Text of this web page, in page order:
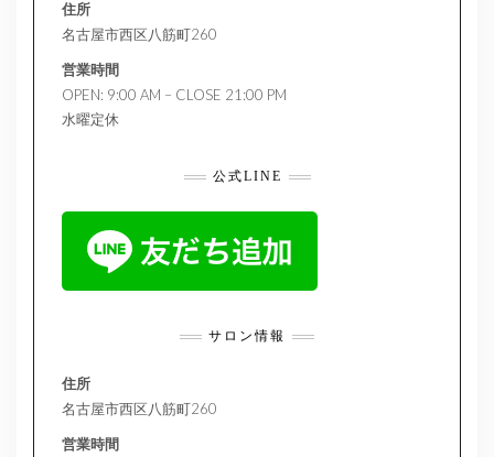
住所
名古屋市西区八筋町260
営業時間
OPEN: 9:00 AM – CLOSE 21:00 PM
水曜定休
公式LINE
サロン情報
住所
名古屋市西区八筋町260
営業時間